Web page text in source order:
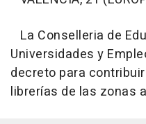
La Conselleria de
Universidades y
decreto para
librerías de las zonas